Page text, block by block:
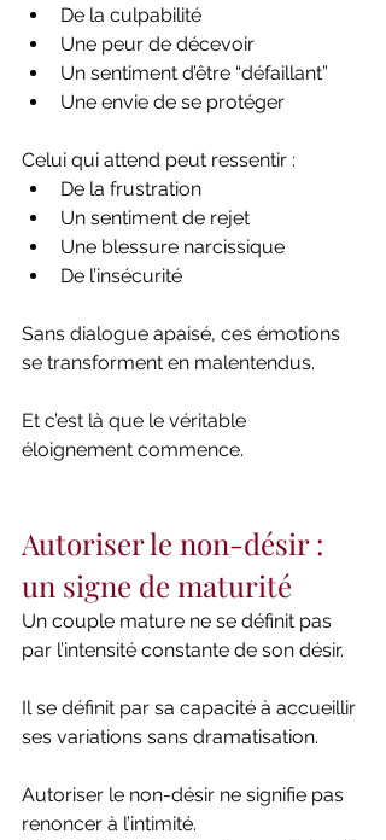
De la culpabilité
Une peur de décevoir
Un sentiment d’être “défaillant”
Une envie de se protéger
Celui qui attend peut ressentir :
De la frustration
Un sentiment de rejet
Une blessure narcissique
De l’insécurité
Sans dialogue apaisé, ces émotions
se transforment en malentendus.
Et c’est là que le véritable
éloignement commence.
Autoriser le non-désir :
un signe de maturité
Un couple mature ne se définit pas
par l’intensité constante de son désir.
Il se définit par sa capacité à accueillir
ses variations sans dramatisation.
Autoriser le non-désir ne signifie pas
renoncer à l’intimité.